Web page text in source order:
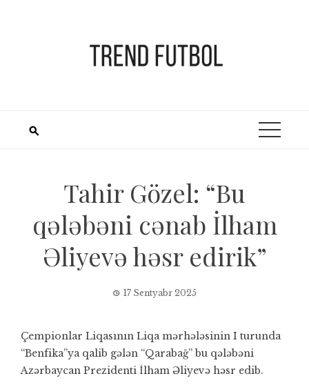
Tahir Gözel: “Bu
qələbəni cənab İlham
Əliyevə həsr edirik”
17 Sentyabr 2025
Çempionlar Liqasının Liqa mərhələsinin I turunda
“Benfika”ya qalib gələn “Qarabağ” bu qələbəni
Azərbaycan Prezidenti İlham Əliyevə həsr edib.